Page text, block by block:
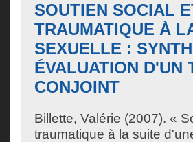
SOUTIEN SOCIAL
TRAUMATIQUE À
SEXUELLE :
ÉVALUATION D'UN
CONJOINT
Billette, Valérie (2007). «
traumatique à la suite